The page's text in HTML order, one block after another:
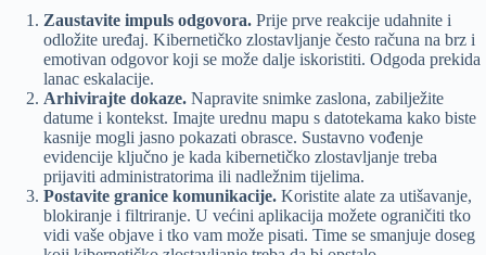
Zaustavite impuls odgovora. Prije prve reakcije udahnite i
odložite uređaj. Kibernetičko zlostavljanje često računa na brz i
emotivan odgovor koji se može dalje iskoristiti. Odgoda prekida
lanac eskalacije.
Arhivirajte dokaze. Napravite snimke zaslona, zabilježite
datume i kontekst. Imajte urednu mapu s datotekama kako biste
kasnije mogli jasno pokazati obrasce. Sustavno vođenje
evidencije ključno je kada kibernetičko zlostavljanje treba
prijaviti administratorima ili nadležnim tijelima.
Postavite granice komunikacije. Koristite alate za utišavanje,
blokiranje i filtriranje. U većini aplikacija možete ograničiti tko
vidi vaše objave i tko vam može pisati. Time se smanjuje doseg